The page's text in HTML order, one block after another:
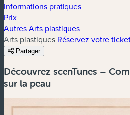
Informations pratiques
Prix
Autres Arts plastiques
Arts plastiques Réservez votre
Partager
Découvrez scenTunes –
sur la peau